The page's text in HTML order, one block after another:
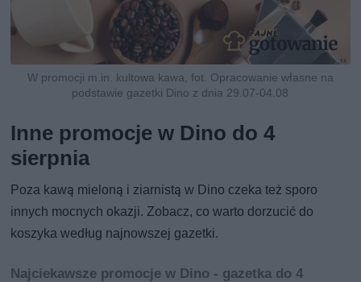
W promocji m.in. kultowa kawa, fot. Opracowanie własne na
podstawie gazetki Dino z dnia 29.07-04.08
Inne promocje w Dino do 4
sierpnia
Poza kawą mieloną i ziarnistą w Dino czeka też sporo
innych mocnych okazji. Zobacz, co warto dorzucić do
koszyka według najnowszej gazetki.
Najciekawsze promocje w Dino - gazetka do 4